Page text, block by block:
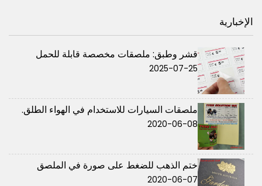
الإخبارية
قشر وطبق: ملصقات مخصصة قابلة للحمل
2025-07-25
ملصقات السيارات للاستخدام في الهواء الطلق.
2020-06-08
ختم الذهب للضغط على صورة في الملصق
2020-06-07